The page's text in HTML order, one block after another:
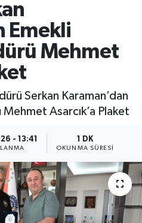
Emekli
Mehmet
Serkan Karaman’dan
Asarcık’a Plaket
- 13:41 1 DK
OKUNMA SÜRESI